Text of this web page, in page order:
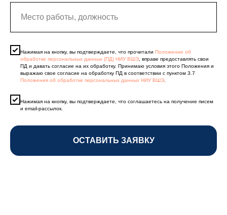
Нажимая на кнопку, вы подтверждаете, что прочитали Положение об
обработке персональных данных (ПД) НИУ ВШЭ, вправе предоставлять свои
ПД и давать согласие на их обработку. Принимаю условия этого Положения и
выражаю свое согласие на обработку ПД в соответствии с пунктом 3.7
Положения об обработке персональных данных НИУ ВШЭ.
Нажимая на кнопку, вы подтверждаете, что соглашаетесь на получение писем
и email-рассылок.
ОСТАВИТЬ ЗАЯВКУ